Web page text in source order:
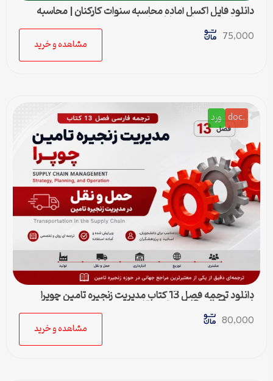
دانلود فایل اکسل آماده محاسبه سنوات کارکنان | محاسبه
خودکار حق سنوات و پایان کار
75,000
مشاهده و خرید
.doc ورد
دانلود ترجمه فصل 13 کتاب مدیریت زنجیره تامین چوپرا
(Sunil Chopra) | حمل و نقل در زنجیره تامین
80,000
مشاهده و خرید